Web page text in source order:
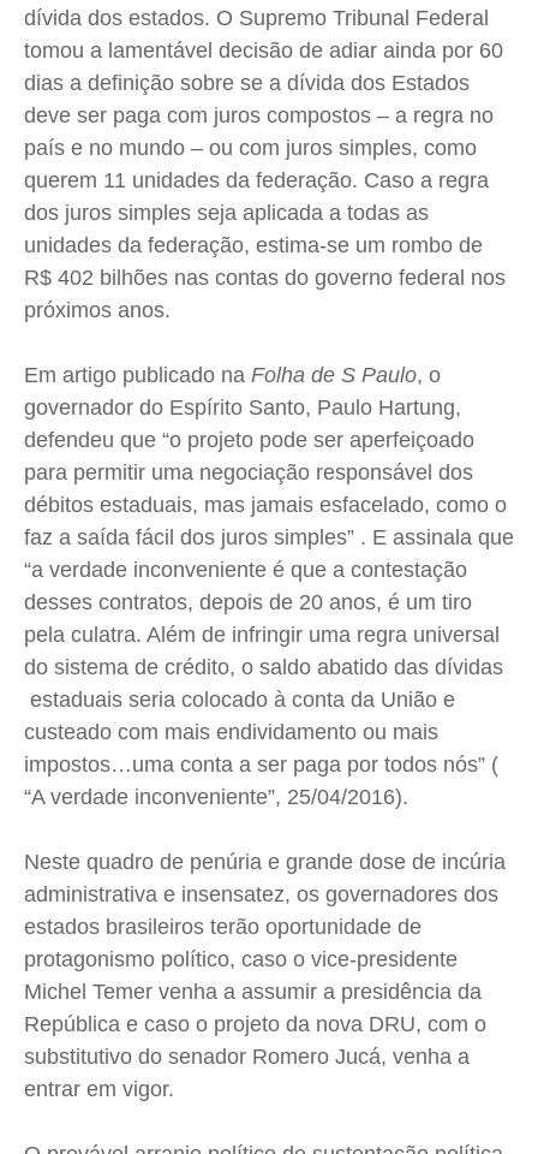
dívida dos estados. O Supremo Tribunal Federal
tomou a lamentável decisão de adiar ainda por 60
dias a definição sobre se a dívida dos Estados
deve ser paga com juros compostos – a regra no
país e no mundo – ou com juros simples, como
querem 11 unidades da federação. Caso a regra
dos juros simples seja aplicada a todas as
unidades da federação, estima-se um rombo de
R$ 402 bilhões nas contas do governo federal nos
próximos anos.
Em artigo publicado na Folha de S Paulo, o
governador do Espírito Santo, Paulo Hartung,
defendeu que “o projeto pode ser aperfeiçoado
para permitir uma negociação responsável dos
débitos estaduais, mas jamais esfacelado, como o
faz a saída fácil dos juros simples” . E assinala que
“a verdade inconveniente é que a contestação
desses contratos, depois de 20 anos, é um tiro
pela culatra. Além de infringir uma regra universal
do sistema de crédito, o saldo abatido das dívidas
estaduais seria colocado à conta da União e
custeado com mais endividamento ou mais
impostos…uma conta a ser paga por todos nós” (
“A verdade inconveniente”, 25/04/2016).
Neste quadro de penúria e grande dose de incúria
administrativa e insensatez, os governadores dos
estados brasileiros terão oportunidade de
protagonismo político, caso o vice-presidente
Michel Temer venha a assumir a presidência da
República e caso o projeto da nova DRU, com o
substitutivo do senador Romero Jucá, venha a
entrar em vigor.